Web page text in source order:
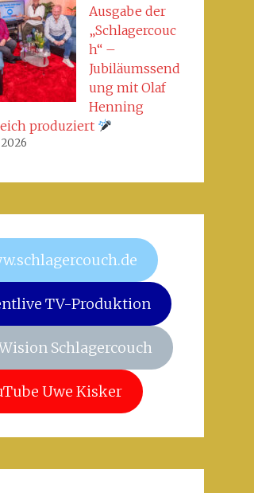
Ausgabe der
„Schlagercouc
h“ –
Jubiläumssend
ung mit Olaf
Henning
produziert
TV-Produktion
Schlagercouch
Uwe Kisker